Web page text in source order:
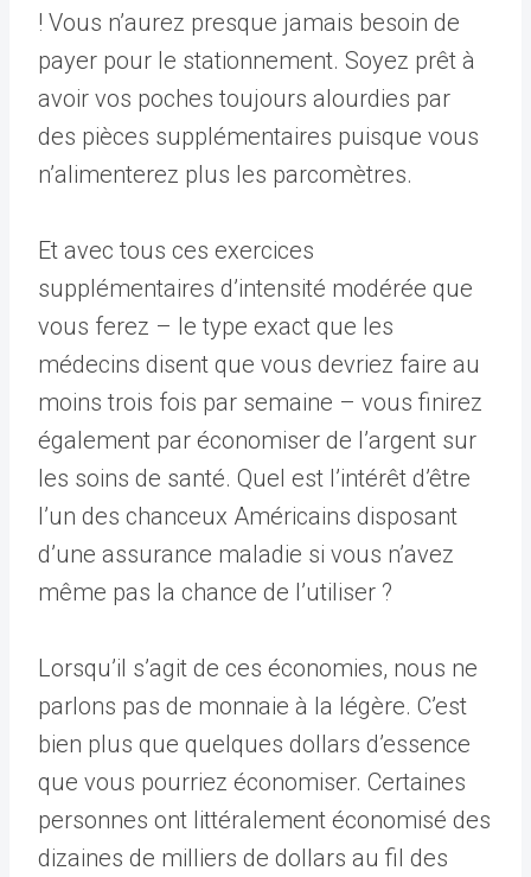
! Vous n’aurez presque jamais besoin de
payer pour le stationnement. Soyez prêt à
avoir vos poches toujours alourdies par
des pièces supplémentaires puisque vous
n’alimenterez plus les parcomètres.
Et avec tous ces exercices
supplémentaires d’intensité modérée que
vous ferez – le type exact que les
médecins disent que vous devriez faire au
moins trois fois par semaine – vous finirez
également par économiser de l’argent sur
les soins de santé. Quel est l’intérêt d’être
l’un des chanceux Américains disposant
d’une assurance maladie si vous n’avez
même pas la chance de l’utiliser ?
Lorsqu’il s’agit de ces économies, nous ne
parlons pas de monnaie à la légère. C’est
bien plus que quelques dollars d’essence
que vous pourriez économiser. Certaines
personnes ont littéralement économisé des
dizaines de milliers de dollars au fil des